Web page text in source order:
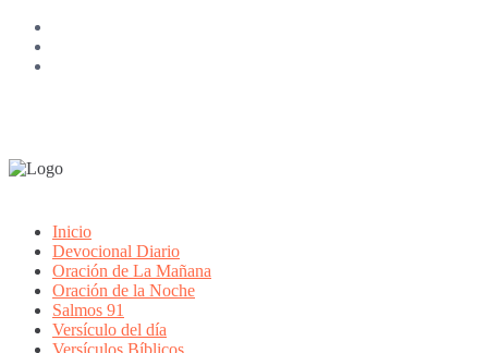
Inicio
Devocional Diario
Oración de La Mañana
Oración de la Noche
Salmos 91
Versículo del día
Versículos Bíblicos